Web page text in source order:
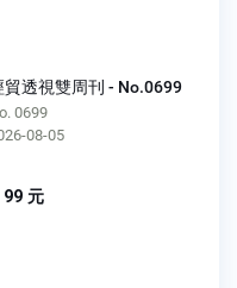
貿透視雙周刊 - No.0699
0699
08-05
元